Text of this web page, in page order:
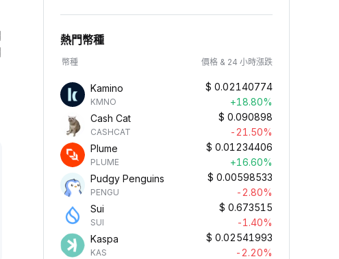
熱門幣種
幣種 價格 & 24 小時漲跌
Kamino
KMNO
$ 0.02140774
+18.80%
Cash Cat
CASHCAT
$ 0.090898
-21.50%
Plume
PLUME
$ 0.01234406
+16.60%
Pudgy Penguins
PENGU
$ 0.00598533
-2.80%
Sui
SUI
$ 0.673515
-1.40%
Kaspa
KAS
$ 0.02541993
-2.20%